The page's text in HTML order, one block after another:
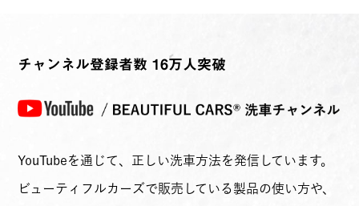
チャンネル登録者数 16万人突破
YouTubeを通じて、正しい洗車方法を発信しています。
ビューティフルカーズで販売している製品の使い方や、